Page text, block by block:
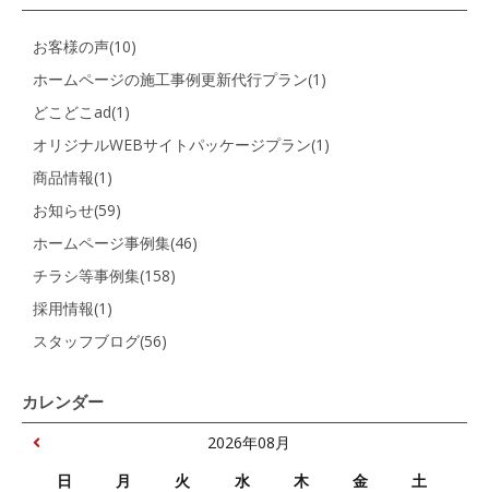
お客様の声(10)
ホームページの施工事例更新代行プラン(1)
どこどこad(1)
オリジナルWEBサイトパッケージプラン(1)
商品情報(1)
お知らせ(59)
ホームページ事例集(46)
チラシ等事例集(158)
採用情報(1)
スタッフブログ(56)
カレンダー
2026年08月
日
月 火 水 木 金 土